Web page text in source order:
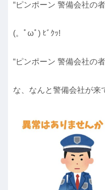
“ピンポーン 警備会社の
(。ﾟωﾟ) ﾋﾞｸｯ!
“ピンポーン 警備会社の
な、なんと警備会社が来